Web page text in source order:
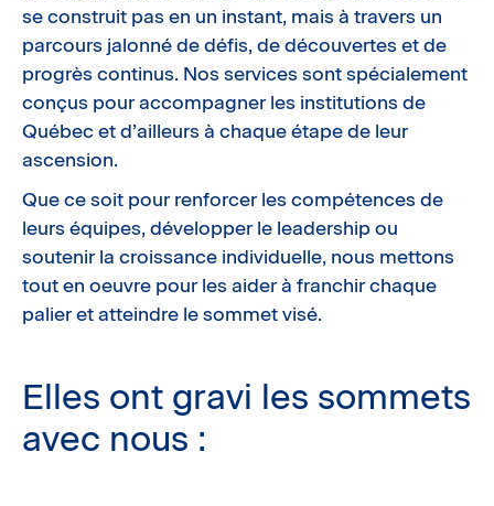
se construit pas en un instant, mais à travers un
parcours jalonné de défis, de découvertes et de
progrès continus. Nos services sont spécialement
conçus pour accompagner les institutions de
Québec et d’ailleurs à chaque étape de leur
ascension.
Que ce soit pour renforcer les compétences de
leurs équipes, développer le leadership ou
soutenir la croissance individuelle, nous mettons
tout en oeuvre pour les aider à franchir chaque
palier et atteindre le sommet visé.
Elles ont gravi les sommets
avec nous :